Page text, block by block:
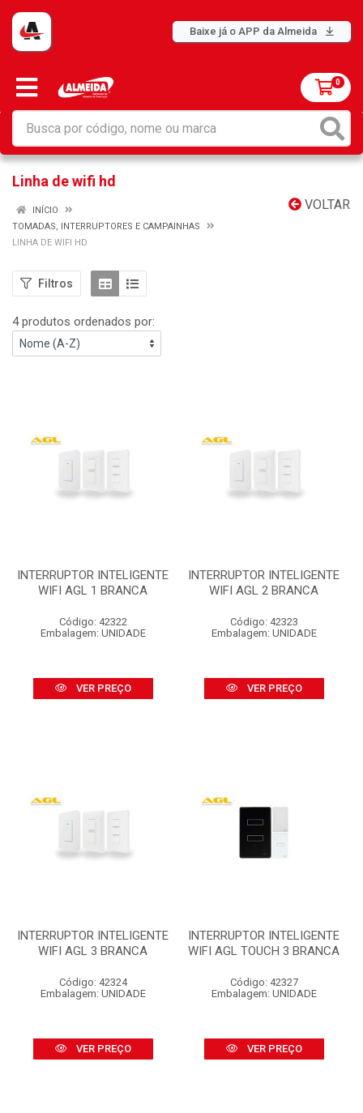
Baixe já o APP da Almeida
0
Linha de wifi hd
VOLTAR
INÍCIO
TOMADAS, INTERRUPTORES E CAMPAINHAS
LINHA DE WIFI HD
Filtros
4 produtos ordenados por:
INTERRUPTOR INTELIGENTE
WIFI AGL 1 BRANCA
Código: 42322
Embalagem: UNIDADE
VER PREÇO
INTERRUPTOR INTELIGENTE
WIFI AGL 2 BRANCA
Código: 42323
Embalagem: UNIDADE
VER PREÇO
INTERRUPTOR INTELIGENTE
WIFI AGL 3 BRANCA
Código: 42324
Embalagem: UNIDADE
VER PREÇO
INTERRUPTOR INTELIGENTE
WIFI AGL TOUCH 3 BRANCA
Código: 42327
Embalagem: UNIDADE
VER PREÇO